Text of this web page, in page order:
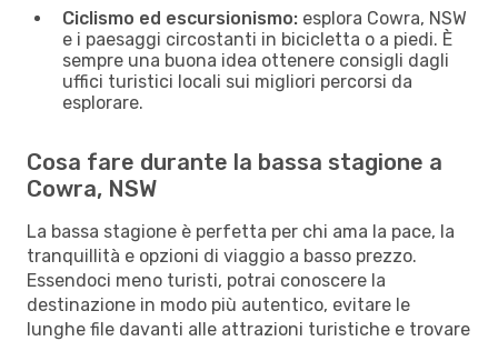
Ciclismo ed escursionismo: esplora Cowra, NSW
e i paesaggi circostanti in bicicletta o a piedi. È
sempre una buona idea ottenere consigli dagli
uffici turistici locali sui migliori percorsi da
esplorare.
Cosa fare durante la bassa stagione a
Cowra, NSW
La bassa stagione è perfetta per chi ama la pace, la
tranquillità e opzioni di viaggio a basso prezzo.
Essendoci meno turisti, potrai conoscere la
destinazione in modo più autentico, evitare le
lunghe file davanti alle attrazioni turistiche e trovare